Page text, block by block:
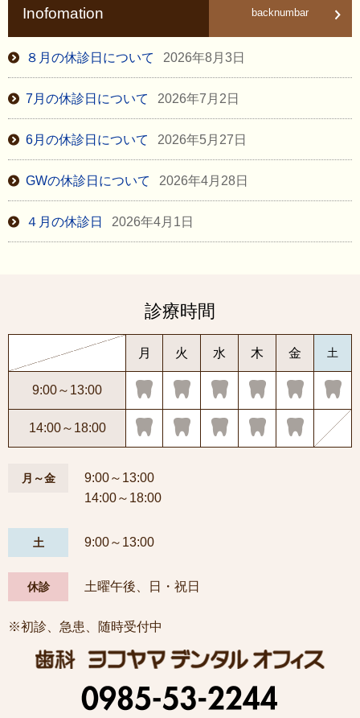
Inofomation backnumbar
８月の休診日について 2026年8月3日
7月の休診日について 2026年7月2日
6月の休診日について 2026年5月27日
GWの休診日について 2026年4月28日
４月の休診日 2026年4月1日
診療時間
月 火 水 木 金 土
9:00～13:00
14:00～18:00
月～金
9:00～13:00
14:00～18:00
土 9:00～13:00
休診 土曜午後、日・祝日
※初診、急患、随時受付中